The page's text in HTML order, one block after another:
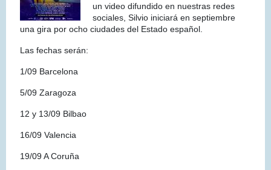
un video difundido en nuestras redes
sociales, Silvio iniciará en septiembre
una gira por ocho ciudades del Estado español.
Las fechas serán:
1/09 Barcelona
5/09 Zaragoza
12 y 13/09 Bilbao
16/09 Valencia
19/09 A Coruña